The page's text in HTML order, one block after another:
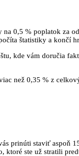
0,5 % poplatok za
štatistiky a končí
kde vám doručia
než 0,35 % z
prinúti staviť aspoň
ktoré ste už stratili